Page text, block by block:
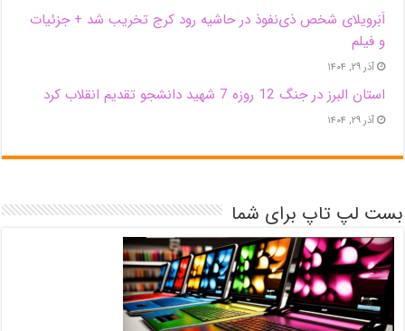
اَبَر‌ویلای شخص ذی‌نفوذ در حاشیه‌ رود کرج تخریب شد + جزئیات
و فیلم
آذر ۲۹, ۱۴۰۴
استان البرز در جنگ 12 روزه 7 شهید دانشجو تقدیم انقلاب کرد
آذر ۲۹, ۱۴۰۴
بست لپ تاپ برای شما